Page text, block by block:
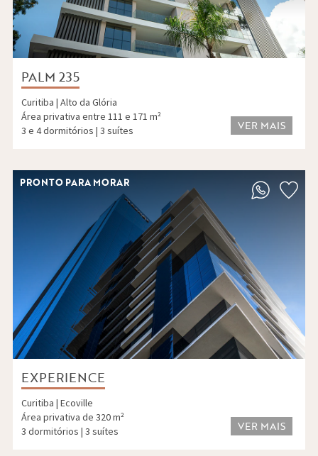
PALM 235
Curitiba | Alto da Glória
Área privativa entre 111 e 171 m²
3 e 4 dormitórios | 3 suítes
VER MAIS
PRONTO PARA MORAR
EXPERIENCE
Curitiba | Ecoville
Área privativa de 320 m²
3 dormitórios | 3 suítes
VER MAIS